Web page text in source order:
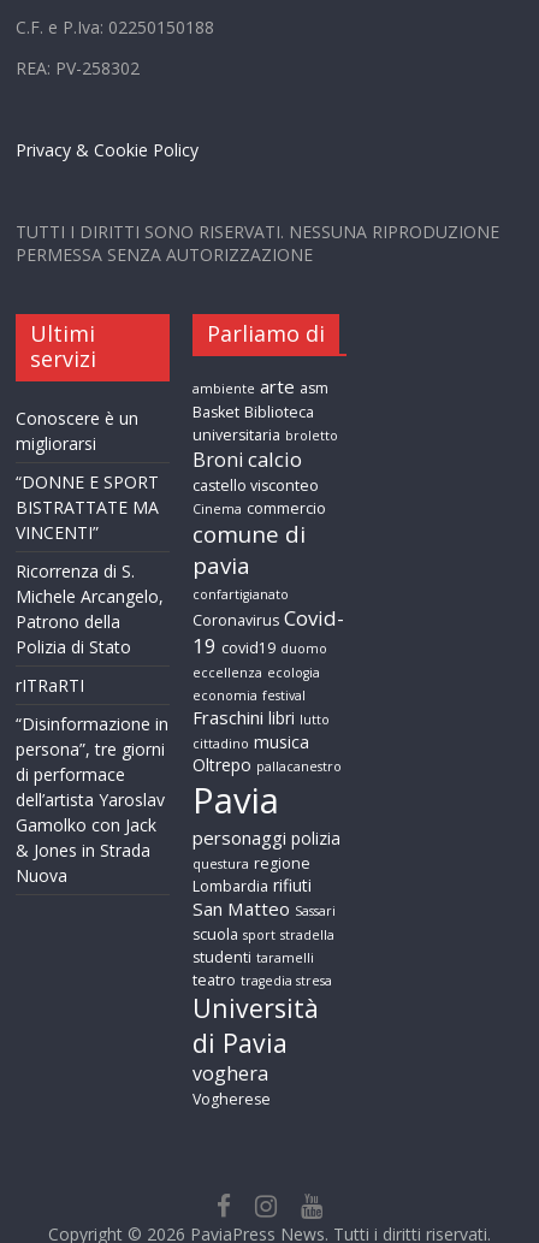
C.F. e P.Iva: 02250150188
REA: PV-258302
Privacy & Cookie Policy
TUTTI I DIRITTI SONO RISERVATI. NESSUNA RIPRODUZIONE
PERMESSA SENZA AUTORIZZAZIONE
Ultimi
servizi
Conoscere è un
migliorarsi
“DONNE E SPORT
BISTRATTATE MA
VINCENTI”
Ricorrenza di S.
Michele Arcangelo,
Patrono della
Polizia di Stato
rITRaRTI
“Disinformazione in
persona”, tre giorni
di performace
dell’artista Yaroslav
Gamolko con Jack
& Jones in Strada
Nuova
Parliamo di
ambiente arte asm
Basket Biblioteca
universitaria broletto
Broni calcio
castello visconteo
Cinema commercio
comune di
pavia
confartigianato
Coronavirus Covid-
19 covid19 duomo
eccellenza ecologia
economia festival
Fraschini libri lutto
cittadino musica
Oltrepo pallacanestro
Pavia
personaggi polizia
questura regione
Lombardia rifiuti
San Matteo Sassari
scuola sport stradella
studenti taramelli
teatro tragedia stresa
Università
di Pavia
voghera
Vogherese
Copyright © 2026 PaviaPress News. Tutti i diritti riservati.